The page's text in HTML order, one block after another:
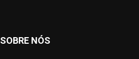
SOBRE NÓS